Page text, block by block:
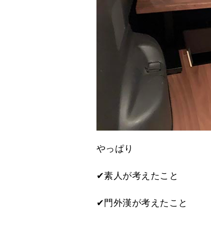
やっぱり
✔素人が考えたこと
✔門外漢が考えたこと